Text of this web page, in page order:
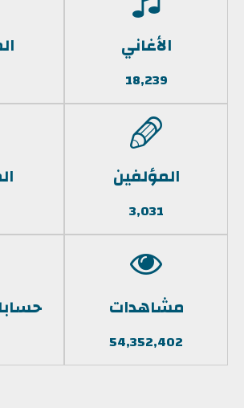
الأغاني
18,239
المؤلفين
3,031
مشاهدات
54,352,402